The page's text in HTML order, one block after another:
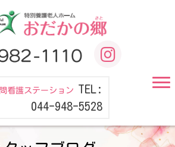
看護ステーション TEL:
044-948-5528